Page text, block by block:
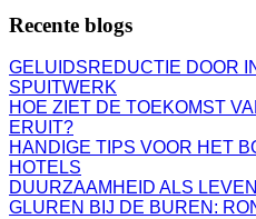
Recente blogs
GELUIDSREDUCTIE DOOR
SPUITWERK
HOE ZIET DE TOEKOMST
ERUIT?
HANDIGE TIPS VOOR HET
HOTELS
DUURZAAMHEID ALS
GLUREN BIJ DE BUREN: